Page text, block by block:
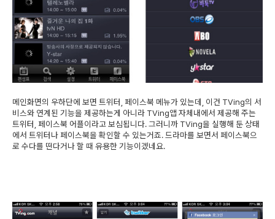
메인화면의 우하단에 보면 트위터, 페이스북 메뉴가 있는데, 이건 TVing의 서
비스와 연계된 기능을 제공하는게 아니라 TVing앱 자체내에서 제공해 주는
트위터, 페이스북 어플이라고 보심됩니다. 그러니까 TVing을 실행해 둔 상태
에서 트위터나 페이스북을 확인할 수 있는거죠. 드라마를 보면서 페이스북으
로 수다를 떤다거나 할 때 유용한 기능이겠네요.